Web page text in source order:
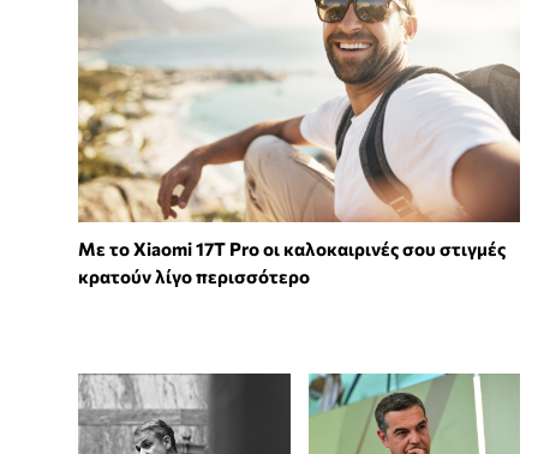
Με το Xiaomi 17T Pro οι καλοκαιρινές σου στιγμές
κρατούν λίγο περισσότερο